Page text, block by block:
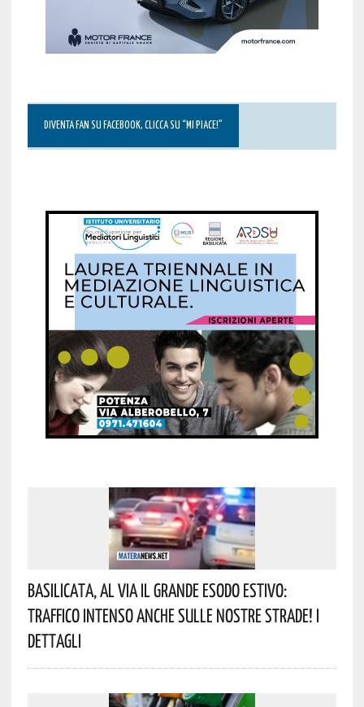
DIVENTA FAN SU FACEBOOK, CLICCA SU “MI PIACE!”
Basilicata, Al Via Il Grande Esodo Estivo:
Traffico Intenso Anche Sulle Nostre Strade! I
Dettagli